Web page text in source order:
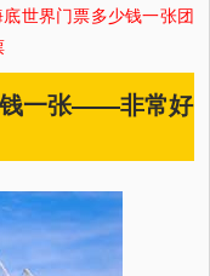
世界门票多少钱一张团
钱一张——非常好